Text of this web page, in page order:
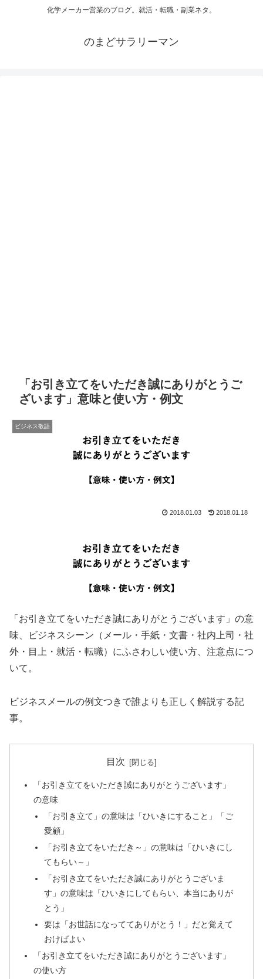
化学メーカー営業のブログ。就活・転職・副業ネタ。
のまどサラリーマン
「お引き立てをいただき誠にありがとうご
ざいます」意味と使い方・例文
ビジネス敬語
2018.01.03 2018.01.18
「お引き立てをいただき誠にありがとうございます」の意
味、ビジネスシーン（メール・手紙・文書・社内上司・社
外・目上・就活・転職）にふさわしい使い方、注意点につ
いて。
ビジネスメールの例文つきで誰よりも正しく解説する記
事。
目次
「お引き立てをいただき誠にありがとうございます」
の意味
「お引き立て」の意味は「ひいきにすること」「ご
愛顧」
「お引き立てをいただき～」の意味は「ひいきにし
てもらい～」
「お引き立てをいただき誠にありがとうございま
す」の意味は「ひいきにしてもらい、本当にありが
とう」
要は「お世話になっててありがとう！」だと覚えて
おけばよい
「お引き立てをいただき誠にありがとうございます」
の使い方